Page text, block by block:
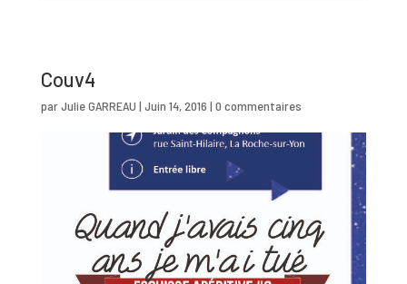
Couv4
parJulie GARREAU | Juin 14, 2016 | 0 commentaires